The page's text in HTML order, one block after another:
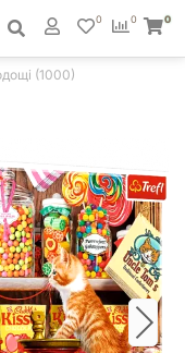
0
0 0
(1000)